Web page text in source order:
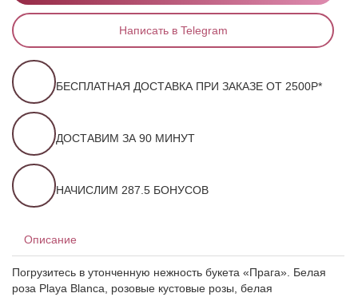
Написать в Telegram
БЕСПЛАТНАЯ ДОСТАВКА ПРИ ЗАКАЗЕ ОТ 2500Р*
ДОСТАВИМ ЗА 90 МИНУТ
НАЧИСЛИМ 287.5 БОНУСОВ
Описание
Погрузитесь в утонченную нежность букета «Прага». Белая
роза Playa Blanca, розовые кустовые розы, белая